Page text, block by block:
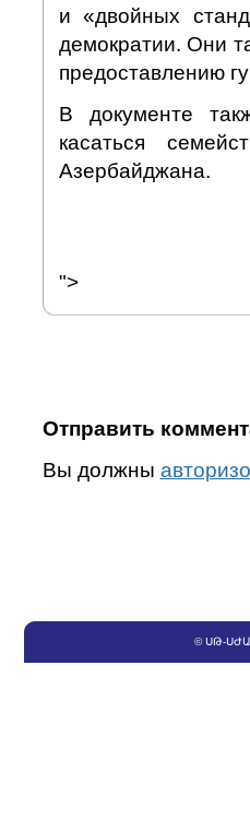
и «двойных
демократии. Они
предоставлению
В документе
касаться
Азербайджана.
">
Отправить
Вы должны
©ՍԹ-ՍԺԱ